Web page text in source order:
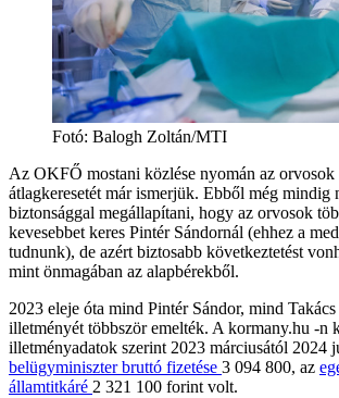
Fotó: Balogh Zoltán/MTI
Az OKFŐ mostani közlése nyomán az orvosok
átlagkeresetét már ismerjük. Ebből még mindig
biztonsággal megállapítani, hogy az orvosok
kevesebbet keres Pintér Sándornál (ehhez a
tudnunk), de azért biztosabb következtetést
mint önmagában az alapbérekből.
2023 eleje óta mind Pintér Sándor, mind
illetményét többször emelték. A kormany.hu -n
illetményadatok szerint 2023 márciusától 2024
belügyminiszter bruttó fizetése 3 094 800, az
államtitkáré 2 321 100 forint volt.